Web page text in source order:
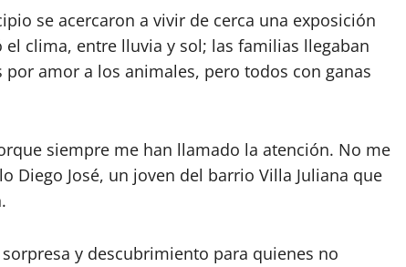
se acercaron a vivir de cerca una exposición
clima, entre lluvia y sol; las familias llegaban
amor a los animales, pero todos con ganas
siempre me han llamado la atención. No me
Diego José, un joven del barrio Villa Juliana que
y descubrimiento para quienes no